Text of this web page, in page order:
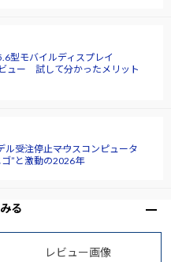
型モバイルディスプレイ
ュー 試して分かったメリット
受注停止――マウスコンピュータ
”と激動の2026年
る
レビュー画像